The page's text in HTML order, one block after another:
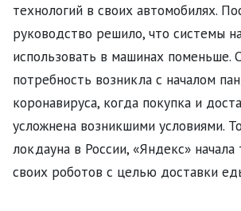
технологий в своих автомобилях.
руководство решило, что системы
использовать в машинах поменьше.
потребность возникла с началом
коронавируса, когда покупка и
усложнена возникшими условиями.
локдауна в России, «Яндекс» начала
своих роботов с целью доставки